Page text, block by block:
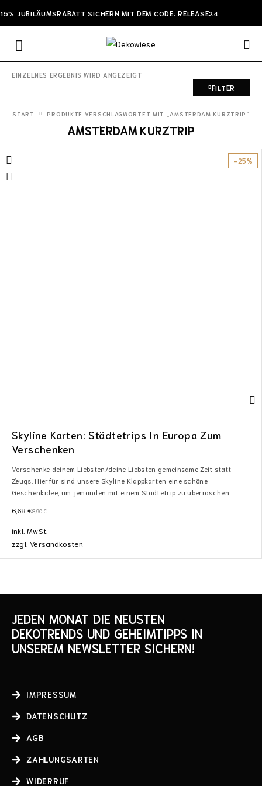
15% JUBILÄUMSRABATT SICHERN MIT DEM CODE: RELEASE24
EINZELNES ERGEBNIS WIRD ANGEZEIGT
FILTER
AMSTERDAM KURZTRIP
START PRODUKTE VERSCHLAGWORTET MIT „AMSTERDAM KURZTRIP“
-25%
Skyline Karten: Städtetrips In Europa Zum
Verschenken
Verschenke deinem Liebsten/deine Liebsten gemeinsame Zeit statt
Zeugs. Hierfür sind unsere Skyline Klappkarten eine schöne
Geschenkidee, um jemanden mit einem Städtetrip zu überraschen.
8,90€
6,68 €
inkl. MwSt.
zzgl.Versandkosten
JEDEN MONAT DIE NEUSTEN
DEKOTRENDS UND GEHEIMTIPPS IN
UNSEREM NEWSLETTER SICHERN!
IMPRESSUM
DATENSCHUTZ
AGB
ZAHLUNGSARTEN
WIDERRUF